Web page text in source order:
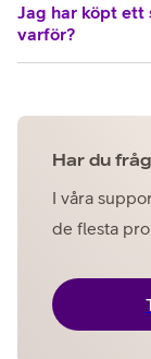
Jag har köpt ett
varför?
Har du
I våra
de flesta